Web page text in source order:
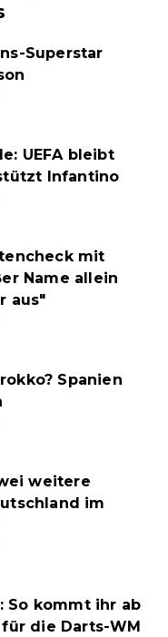
Superstar
UEFA bleibt
Infantino
mit
Name allein
aus"
Spanien
weitere
im
So kommt ihr ab
die Darts-WM